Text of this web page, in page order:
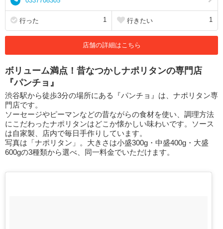
行った 1 行きたい 1
店舗の詳細はこちら
ボリューム満点！昔なつかしナポリタンの専門店
『パンチョ』
渋谷駅から徒歩3分の場所にある『パンチョ』は、ナポリタン専
門店です。
ソーセージやピーマンなどの昔ながらの食材を使い、調理方法
にこだわったナポリタンはどこか懐かしい味わいです。ソース
は自家製、店内で毎日手作りしています。
写真は「ナポリタン」。大きさは小盛300g・中盛400g・大盛
600gの3種類から選べ、同一料金でいただけます。